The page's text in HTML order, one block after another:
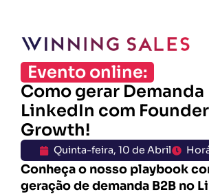
Evento online:
Como gerar Demanda
LinkedIn com
Growth!​
Quinta-feira, 10 de Abril
Conheça o nosso playbook
geração de demanda B2B no